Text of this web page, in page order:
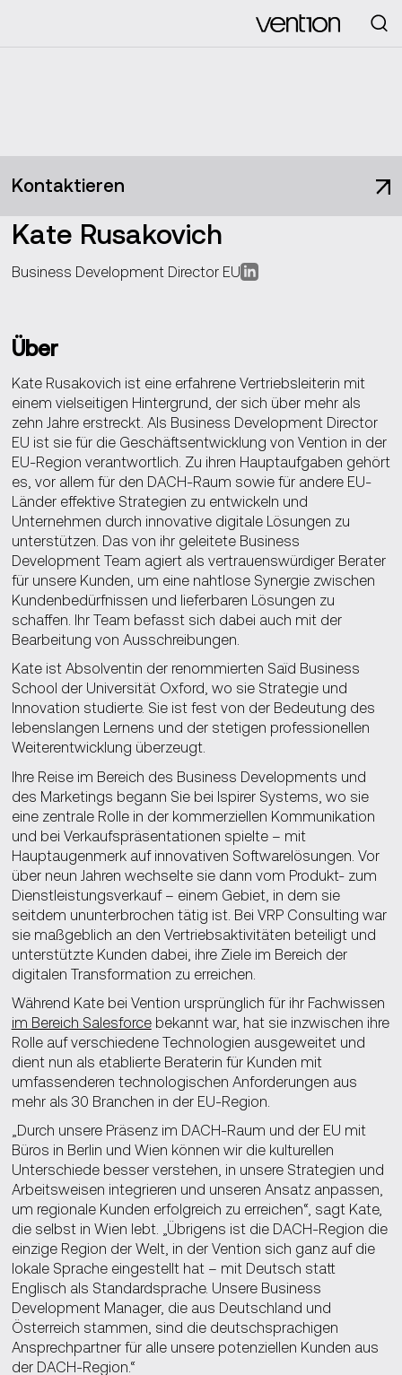
Kontaktieren
Kate Rusakovich
Business Development Director EU
Über
Kate Rusakovich ist eine erfahrene Vertriebsleiterin mit
einem vielseitigen Hintergrund, der sich über mehr als
zehn Jahre erstreckt. Als Business Development Director
EU ist sie für die Geschäftsentwicklung von Vention in der
EU-Region verantwortlich. Zu ihren Hauptaufgaben gehört
es, vor allem für den DACH-Raum sowie für andere EU-
Länder effektive Strategien zu entwickeln und
Unternehmen durch innovative digitale Lösungen zu
unterstützen. Das von ihr geleitete Business
Development Team agiert als vertrauenswürdiger Berater
für unsere Kunden, um eine nahtlose Synergie zwischen
Kundenbedürfnissen und lieferbaren Lösungen zu
schaffen. Ihr Team befasst sich dabei auch mit der
Bearbeitung von Ausschreibungen.
Kate ist Absolventin der renommierten Saïd Business
School der Universität Oxford, wo sie Strategie und
Innovation studierte. Sie ist fest von der Bedeutung des
lebenslangen Lernens und der stetigen professionellen
Weiterentwicklung überzeugt.
Ihre Reise im Bereich des Business Developments und
des Marketings begann Sie bei Ispirer Systems, wo sie
eine zentrale Rolle in der kommerziellen Kommunikation
und bei Verkaufspräsentationen spielte – mit
Hauptaugenmerk auf innovativen Softwarelösungen. Vor
über neun Jahren wechselte sie dann vom Produkt- zum
Dienstleistungsverkauf – einem Gebiet, in dem sie
seitdem ununterbrochen tätig ist. Bei VRP Consulting war
sie maßgeblich an den Vertriebsaktivitäten beteiligt und
unterstützte Kunden dabei, ihre Ziele im Bereich der
digitalen Transformation zu erreichen.
Während Kate bei Vention ursprünglich für ihr Fachwissen
im Bereich Salesforcebekannt war, hat sie inzwischen ihre
Rolle auf verschiedene Technologien ausgeweitet und
dient nun als etablierte Beraterin für Kunden mit
umfassenderen technologischen Anforderungen aus
mehr als 30 Branchen in der EU-Region.
„Durch unsere Präsenz im DACH-Raum und der EU mit
Büros in Berlin und Wien können wir die kulturellen
Unterschiede besser verstehen, in unsere Strategien und
Arbeitsweisen integrieren und unseren Ansatz anpassen,
um regionale Kunden erfolgreich zu erreichen“, sagt Kate,
die selbst in Wien lebt. „Übrigens ist die DACH-Region die
einzige Region der Welt, in der Vention sich ganz auf die
lokale Sprache eingestellt hat – mit Deutsch statt
Englisch als Standardsprache. Unsere Business
Development Manager, die aus Deutschland und
Österreich stammen, sind die deutschsprachigen
Ansprechpartner für alle unsere potenziellen Kunden aus
der DACH-Region.“